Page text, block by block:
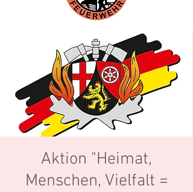
Aktion "Heimat,
Menschen, Vielfalt =